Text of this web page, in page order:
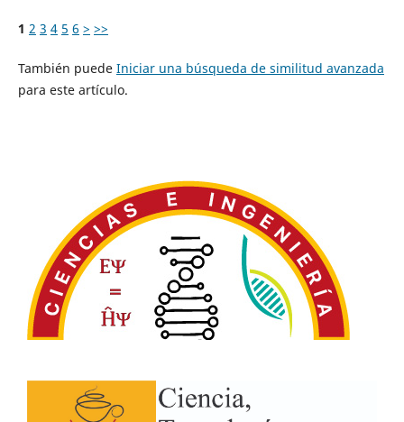
1 2 3 4 5 6 > >>
También puede Iniciar una búsqueda de similitud avanzada
para este artículo.